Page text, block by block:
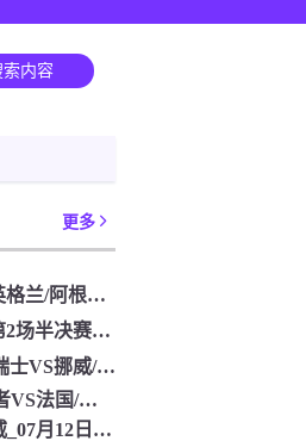
更多
2026年07月20日 世界杯:英格兰/阿根廷VS法国/西班
2026年07月19日 世界杯:第2场半决赛败者VS第1场半
07月16日 世界杯 阿根廷/瑞士VS挪威/英格兰[高清赛事
07月15日 第2场1/4决赛胜者VS法国/摩洛哥 世界杯
墨西哥/英格兰VS巴西/挪威_07月12日 世界杯高清直播